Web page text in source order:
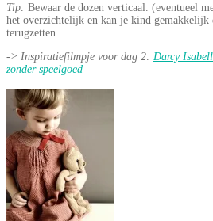
Tip: Bewaar de dozen verticaal. (eventueel
het overzichtelijk en kan je kind gemakkelijk
terugzetten.
-> Inspiratiefilmpje voor dag 2: Darcy
zonder speelgoed